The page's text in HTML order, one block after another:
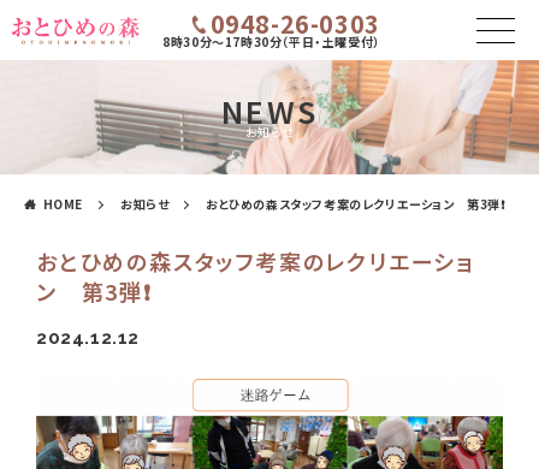
0948-26-0303
8時30分～17時30分（平日・土曜受付）
NEWS
お知らせ
HOME お知らせ おとひめの森スタッフ考案のレクリエーション 第3弾❗
おとひめの森スタッフ考案のレクリエーショ
ン 第3弾❗
2024.12.12